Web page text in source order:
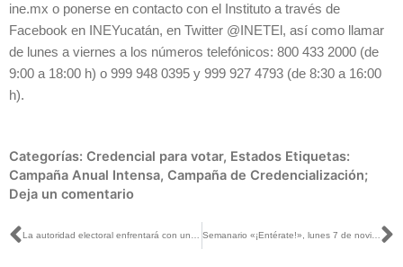
ine.mx o ponerse en contacto con el Instituto a través de
Facebook en INEYucatán, en Twitter @INETEl, así como llamar
de lunes a viernes a los números telefónicos: 800 433 2000 (de
9:00 a 18:00 h) o 999 948 0395 y 999 927 4793 (de 8:30 a 16:00
h).
Categorías: Credencial para votar, Estados Etiquetas:
Campaña Anual Intensa, Campaña de Credencialización;
Deja un comentario
Ant Semanario «¡Entérate!», lunes 7 de noviembre de 2022